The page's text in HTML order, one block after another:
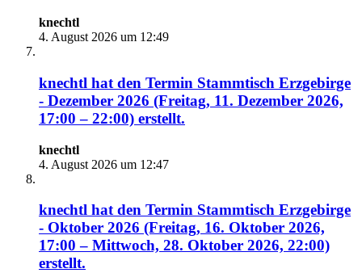
knechtl
4. August 2026 um 12:49
knechtl hat den Termin Stammtisch Erzgebirge
- Dezember 2026 (Freitag, 11. Dezember 2026,
17:00 – 22:00) erstellt.
knechtl
4. August 2026 um 12:47
knechtl hat den Termin Stammtisch Erzgebirge
- Oktober 2026 (Freitag, 16. Oktober 2026,
17:00 – Mittwoch, 28. Oktober 2026, 22:00)
erstellt.